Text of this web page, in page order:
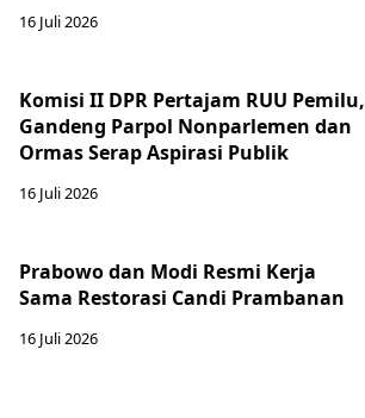
16 Juli 2026
Komisi II DPR Pertajam RUU Pemilu,
Gandeng Parpol Nonparlemen dan
Ormas Serap Aspirasi Publik
16 Juli 2026
Prabowo dan Modi Resmi Kerja
Sama Restorasi Candi Prambanan
16 Juli 2026